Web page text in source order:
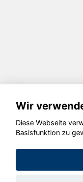
Wir
Diese Webseite
Basisfunktion zu